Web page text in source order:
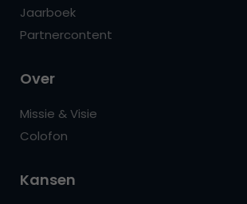
Jaarboek
Partnercontent
Over
Missie & Visie
Colofon
Kansen